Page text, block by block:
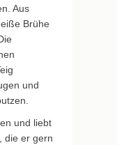
Aus
Brühe
und
und liebt
die er gern